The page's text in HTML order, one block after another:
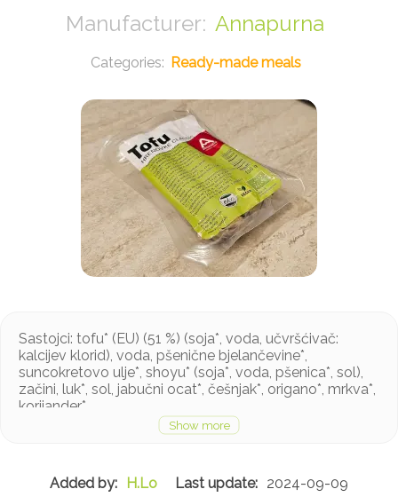
Annapurna
Ready-made meals
Sastojci: tofu* (EU) (51 %) (soja*, voda, učvršćivač:
kalcijev klorid), voda, pšenične bjelančevine*,
suncokretovo ulje*, shoyu* (soja*, voda, pšenica*, sol),
začini, luk*, sol, jabučni ocat*, češnjak*, origano*, mrkva*,
korijander*.
*Kontroliran ekološki uzgoj
Mogući tragovi sezama i celera
H.Lo 2024-09-09